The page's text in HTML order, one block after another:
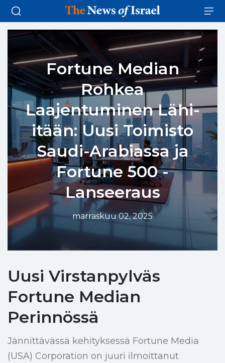
Fortune Median
Rohkea
Laajentuminen Lähi-
itään: Uusi Toimisto
Saudi-Arabiassa ja
Fortune 500 -
Lanseeraus
marraskuu 02, 2025
Uusi Virstanpylväs
Fortune Median
Perinnössä
Jännittävässä kehityksessä Fortune Media
(USA) Corporation on juuri ilmoittanut